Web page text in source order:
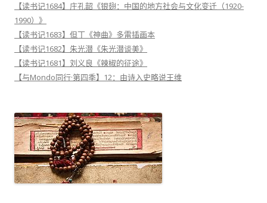
【读书记1684】庄孔韶《银翅：中国的地方社会与文化变迁（1920-
1990）》
【读书记1683】但丁《神曲》多雷插画本
【读书记1682】朱光潜《朱光潜谈美》
【读书记1681】刘义良《辣椒的征途》
【与Mondo同行·第四季】12：由诗入史略说王维